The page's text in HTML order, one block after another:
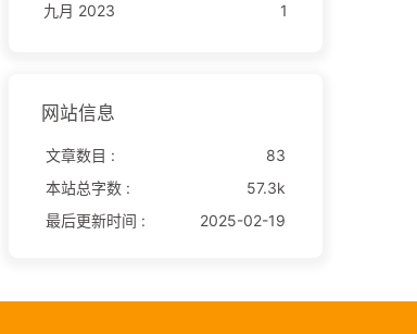
九月 2023
1
网站信息
文章数目 :
83
本站总字数 :
57.3k
最后更新时间 :
2025-02-19